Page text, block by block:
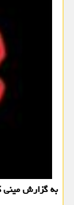
به گزارش مینی كامپیوتر مدیران ارشد اجرایی ۴ شركت